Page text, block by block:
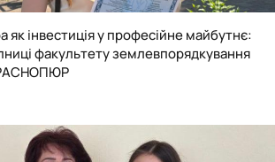
як інвестиція у професійне майбутнє:
факультету землевпорядкування